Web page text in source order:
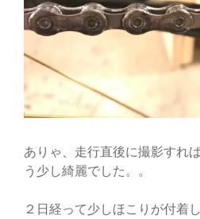
ありゃ、走行直後に撮影すれ
う少し綺麗でした。。
２日経って少しほこりが付着